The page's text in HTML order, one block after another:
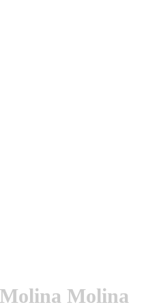
Molina Molina